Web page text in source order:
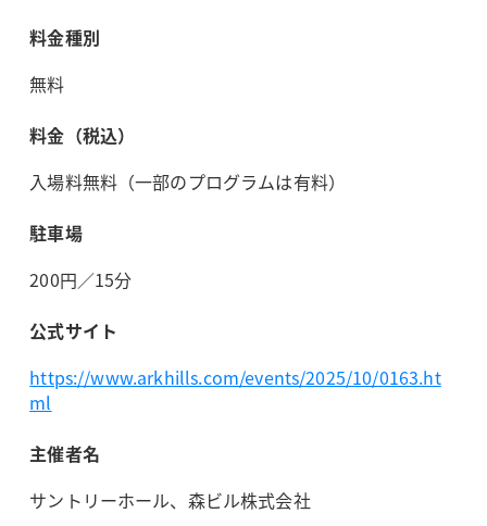
料金種別
無料
料金（税込）
入場料無料（一部のプログラムは有料）
駐車場
200円／15分
公式サイト
https://www.arkhills.com/events/2025/10/0163.ht
ml
主催者名
サントリーホール、森ビル株式会社